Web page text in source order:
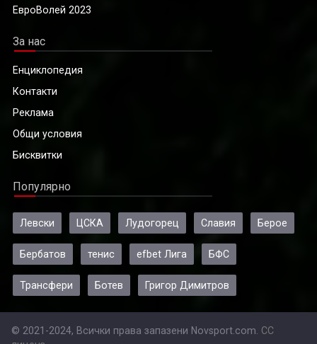
ЕвроВолей 2023
За нас
Енциклопедия
Контакти
Реклама
Общи условия
Бисквитки
Популярно
Левски ЦСКА Лудогорец Славия Берое
Бербатов тенис efbet Лига БФС
Трансфери Ботев Григор Димитров
© 2021-2024, Всички права запазени Novsport.com. CC